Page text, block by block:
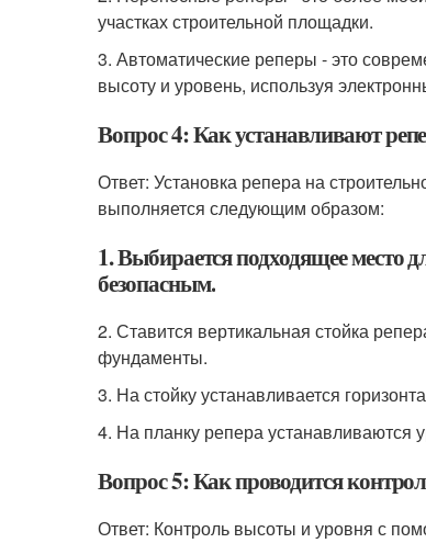
участках строительной площадки.
3. Автоматические реперы - это
высоту и уровень, используя
Вопрос 4: Как устанавливают
Ответ: Установка репера на
выполняется следующим образом:
1. Выбирается подходящее место
безопасным.
2. Ставится вертикальная стойка
фундаменты.
3. На стойку устанавливается
4. На планку репера устанавливаются
Вопрос 5: Как проводится
Ответ: Контроль высоты и уровня с